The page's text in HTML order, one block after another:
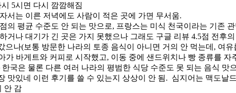
5시면 다시 깜깜해짐
서는 이른 저녁에도 사람이 적은 곳에 가면 무서움.
의 평균 수준도 안 되는 맛으로, 프랑스는 미식 천국이라는 기존
거나 대기가 긴 곳은 가지 못했으나 그래도 구글 리뷰 4.5점 전후
으나(보통 방문한 나라의 토종 음식이 아니면 거의 안 먹는데, 여
바게트와 커피로 시작했고, 이동 중에 샌드위치나 빵 종류를 자
국은 물론 다른 여러 나라의 평범한 식당 수준도 못 되는 음식 맛
맛있네 이런 후기를 쓸 수 있는지 상상이 안 됨. 심지어는 맥도날
안 감